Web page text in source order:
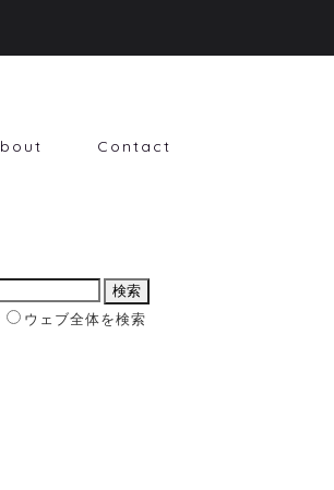
Contact
ウェブ全体を検索